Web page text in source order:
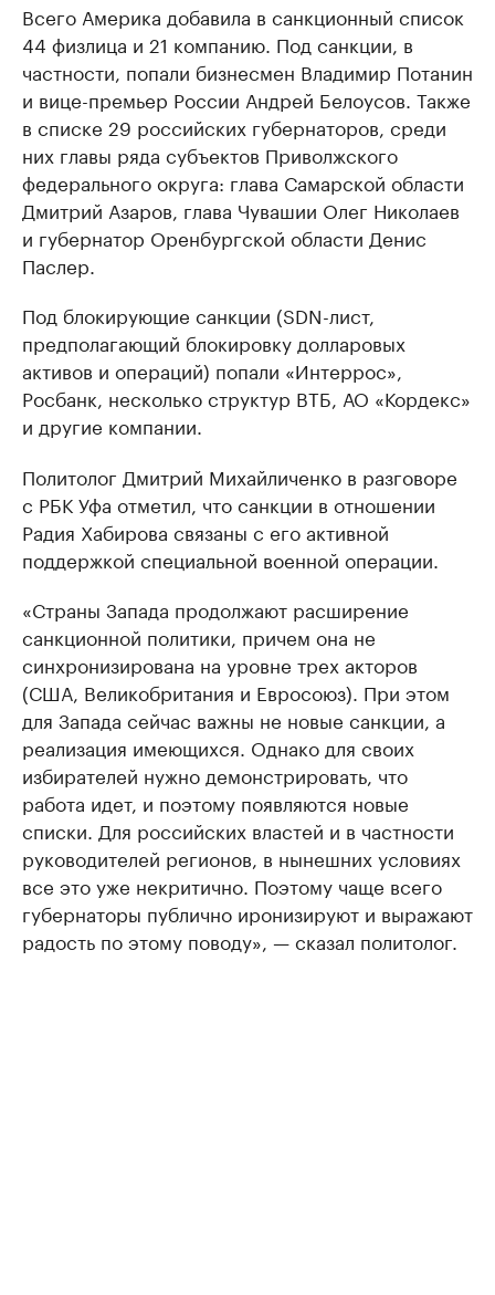
Всего Америка добавила в санкционный список
44 физлица и 21 компанию. Под санкции, в
частности, попали бизнесмен Владимир Потанин
и вице-премьер России Андрей Белоусов. Также
в списке 29 российских губернаторов, среди
них главы ряда субъектов Приволжского
федерального округа: глава Самарской области
Дмитрий Азаров, глава Чувашии Олег Николаев
и губернатор Оренбургской области Денис
Паслер.
Под блокирующие санкции (SDN-лист,
предполагающий блокировку долларовых
активов и операций) попали «Интеррос»,
Росбанк, несколько структур ВТБ, АО «Кордекс»
и другие компании.
Политолог Дмитрий Михайличенко в разговоре
с РБК Уфа отметил, что санкции в отношении
Радия Хабирова связаны с его активной
поддержкой специальной военной операции.
«Страны Запада продолжают расширение
санкционной политики, причем она не
синхронизирована на уровне трех акторов
(США, Великобритания и Евросоюз). При этом
для Запада сейчас важны не новые санкции, а
реализация имеющихся. Однако для своих
избирателей нужно демонстрировать, что
работа идет, и поэтому появляются новые
списки. Для российских властей и в частности
руководителей регионов, в нынешних условиях
все это уже некритично. Поэтому чаще всего
губернаторы публично иронизируют и выражают
радость по этому поводу», — сказал политолог.